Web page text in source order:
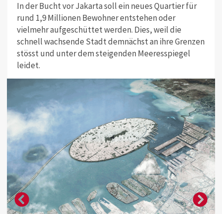
In der Bucht vor Jakarta soll ein neues Quartier für
rund 1,9 Millionen Bewohner entstehen oder
vielmehr aufgeschüttet werden. Dies, weil die
schnell wachsende Stadt demnächst an ihre Grenzen
stösst und unter dem steigenden Meeresspiegel
leidet.